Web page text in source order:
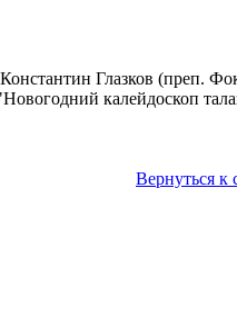
Глазков (преп.
калейдоскоп
Вернуться к